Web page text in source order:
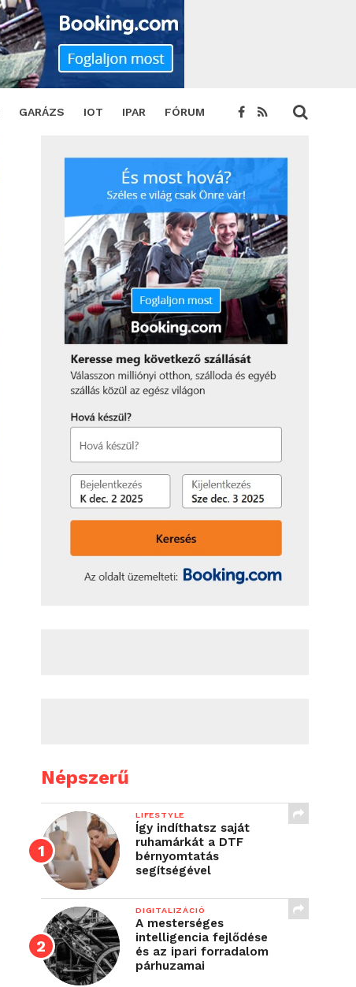
GARÁZS IOT IPAR FÓRUM
TWEET
Népszerű
LIFESTYLE
Így indíthatsz saját
ruhamárkát a DTF
bérnyomtatás
segítségével
DIGITALIZÁCIÓ
A mesterséges
intelligencia fejlődése
és az ipari forradalom
párhuzamai